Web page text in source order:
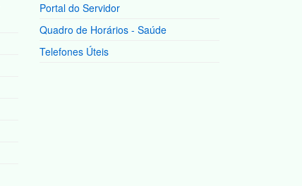
Portal do Servidor
Quadro de Horários - Saúde
Telefones Úteis